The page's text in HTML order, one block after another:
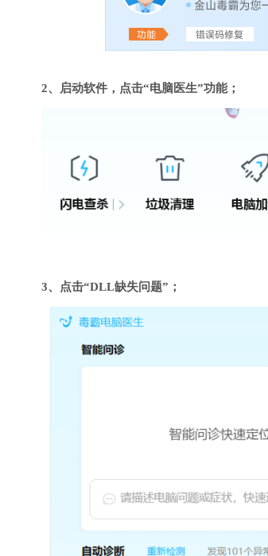
2、启动软件，点击“电脑医生”功能；
3、点击“DLL缺失问题”；